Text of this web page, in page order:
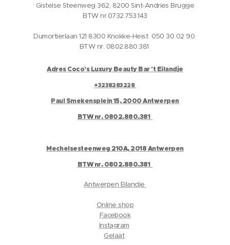
Gistelse Steenweg 362, 8200 Sint-Andries Brugge
BTW nr.0732.753.143
Dumortierlaan 121 8300 Knokke-Heist 050 30 02 90
BTW nr. 0802.880.381
Adres Coco's Luxury Beauty Bar 't Eilandje
+3238283228
Paul Smekensplein 15, 2000 Antwerpen
BTW nr. 0802.880.381
Mechelsesteenweg 210A, 2018 Antwerpen
BTW nr. 0802.880.381
Antwerpen Eilandje
Online shop
Facebook
Instagram
Gelaat